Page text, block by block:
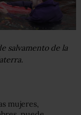
salvamento de la
mujeres,